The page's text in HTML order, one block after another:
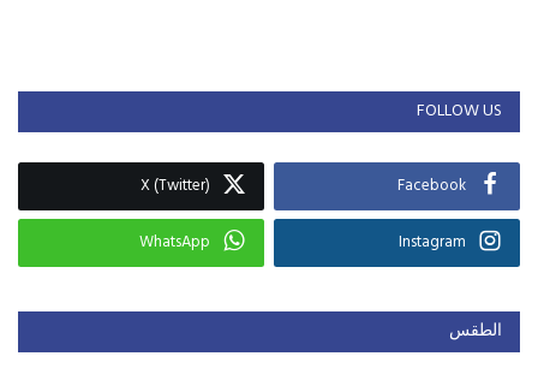
FOLLOW US
Facebook
X (Twitter)
Instagram
WhatsApp
الطقس